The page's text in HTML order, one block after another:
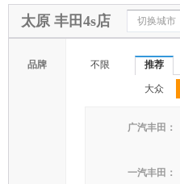
太原 丰田4s店 切换城市
品牌 不限 推荐
大众
广汽丰田：
一汽丰田：